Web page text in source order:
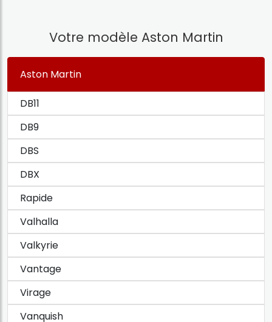
Votre modèle Aston Martin
Aston Martin
DB11
DB9
DBS
DBX
Rapide
Valhalla
Valkyrie
Vantage
Virage
Vanquish